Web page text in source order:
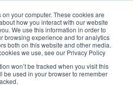
your computer. These cookies are
how you interact with our website
We use this information in order to
browsing experience and for analytics
both on this website and other media.
we use, see our Privacy Policy
won’t be tracked when you visit this
be used in your browser to remember